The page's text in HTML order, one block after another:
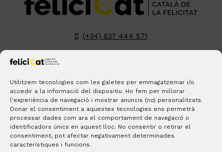
Utilitzem tecnologies com les galetes per emmagatzemar i/o
accedir a la informació del dispositiu. Ho fem per millorar
l'experiència de navegació i mostrar anuncis (no) personalitzats.
Donar el consentiment a aquestes tecnologies ens permetrà
processar dades com ara el comportament de navegació o
identificadors únics en aquest lloc. No consentir o retirar el
consentiment, pot afectar negativament determinades
característiques i funcions.
(+34) 637 444 571
hola@felicicat.cat
LinkedInYouTube Pinterest
BLOGS CONTACTE ON ESTEM?